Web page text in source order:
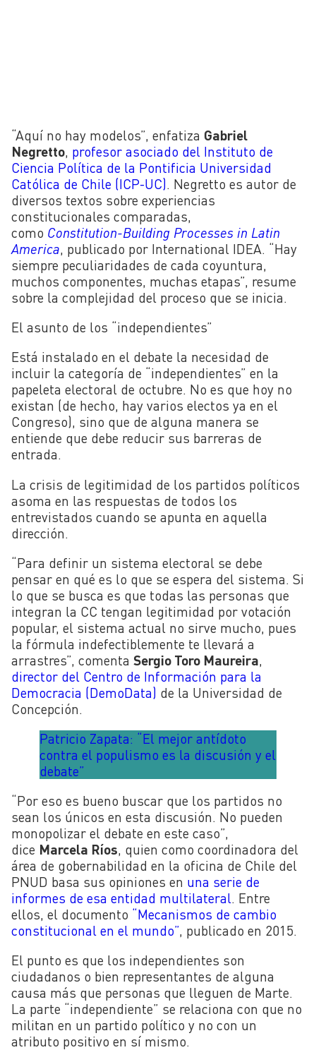
“Aquí no hay modelos”, enfatiza Gabriel
Negretto, profesor asociado del Instituto de
Ciencia Política de la Pontificia Universidad
Católica de Chile (ICP-UC). Negretto es autor de
diversos textos sobre experiencias
constitucionales comparadas,
como Constitution-Building Processes in Latin
America, publicado por International IDEA. “Hay
siempre peculiaridades de cada coyuntura,
muchos componentes, muchas etapas”, resume
sobre la complejidad del proceso que se inicia.
El asunto de los “independientes”
Está instalado en el debate la necesidad de
incluir la categoría de “independientes” en la
papeleta electoral de octubre. No es que hoy no
existan (de hecho, hay varios electos ya en el
Congreso), sino que de alguna manera se
entiende que debe reducir sus barreras de
entrada.
La crisis de legitimidad de los partidos políticos
asoma en las respuestas de todos los
entrevistados cuando se apunta en aquella
dirección.
“Para definir un sistema electoral se debe
pensar en qué es lo que se espera del sistema. Si
lo que se busca es que todas las personas que
integran la CC tengan legitimidad por votación
popular, el sistema actual no sirve mucho, pues
la fórmula indefectiblemente te llevará a
arrastres”, comenta Sergio Toro Maureira,
director del Centro de Información para la
Democracia (DemoData) de la Universidad de
Concepción.
Patricio Zapata: “El mejor antídoto
contra el populismo es la discusión y el
debate”
“Por eso es bueno buscar que los partidos no
sean los únicos en esta discusión. No pueden
monopolizar el debate en este caso”,
dice Marcela Ríos, quien como coordinadora del
área de gobernabilidad en la oficina de Chile del
PNUD basa sus opiniones en una serie de
informes de esa entidad multilateral. Entre
ellos, el documento “Mecanismos de cambio
constitucional en el mundo”, publicado en 2015.
El punto es que los independientes son
ciudadanos o bien representantes de alguna
causa más que personas que lleguen de Marte.
La parte “independiente” se relaciona con que no
militan en un partido político y no con un
atributo positivo en sí mismo.